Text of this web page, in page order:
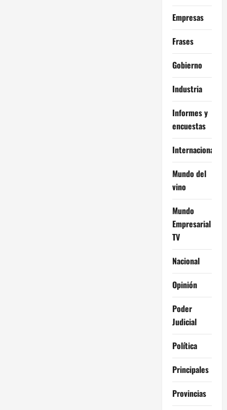
Empresas
Frases
Gobierno
Industria
Informes y
encuestas
Internacional
Mundo del
vino
Mundo
Empresarial
TV
Nacional
Opinión
Poder
Judicial
Política
Principales
Provincias